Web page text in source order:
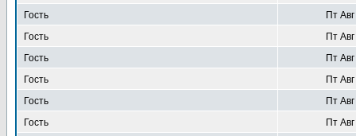
Гость
Пт
Гость
Пт
Гость
Пт
Гость
Пт
Гость
Пт
Гость
Пт